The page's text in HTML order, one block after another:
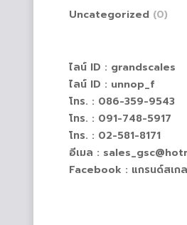
Uncategorized (0)
ไลน์ ID : grandscales
ไลน์ ID : unnop_f
โทร. : 086-359-9543
โทร. : 091-748-5917
โทร. : 02-581-8171
อีเมล :
Facebook : แกรนด์สเก